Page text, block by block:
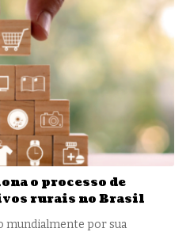
o processo de
rurais no Brasil
mundialmente por sua